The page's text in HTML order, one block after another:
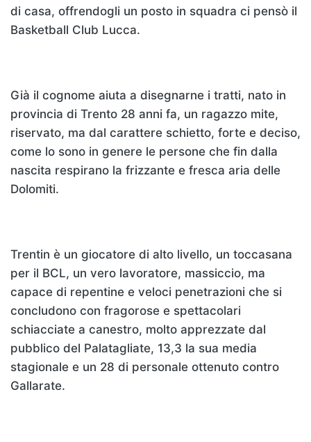
di casa, offrendogli un posto in squadra ci pensò il
Basketball Club Lucca.
Già il cognome aiuta a disegnarne i tratti, nato in
provincia di Trento 28 anni fa, un ragazzo mite,
riservato, ma dal carattere schietto, forte e deciso,
come lo sono in genere le persone che fin dalla
nascita respirano la frizzante e fresca aria delle
Dolomiti.
Trentin è un giocatore di alto livello, un toccasana
per il BCL, un vero lavoratore, massiccio, ma
capace di repentine e veloci penetrazioni che si
concludono con fragorose e spettacolari
schiacciate a canestro, molto apprezzate dal
pubblico del Palatagliate, 13,3 la sua media
stagionale e un 28 di personale ottenuto contro
Gallarate.